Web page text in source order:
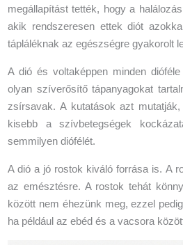
megállapítást tették, hogy a
akik rendszeresen ettek diót
tápláléknak az egészségre gyakorolt
A dió és voltaképpen minden
olyan szíverősítő tápanyagokat
zsírsavak. A kutatások azt
kisebb a szívbetegségek
semmilyen diófélét.
A dió a jó rostok kiváló forrása is. A
az emésztésre. A rostok tehát
között nem éhezünk meg, ezzel
ha például az ebéd és a vacsora